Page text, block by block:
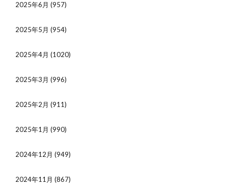
2025年6月 (957)
2025年5月 (954)
2025年4月 (1020)
2025年3月 (996)
2025年2月 (911)
2025年1月 (990)
2024年12月 (949)
2024年11月 (867)